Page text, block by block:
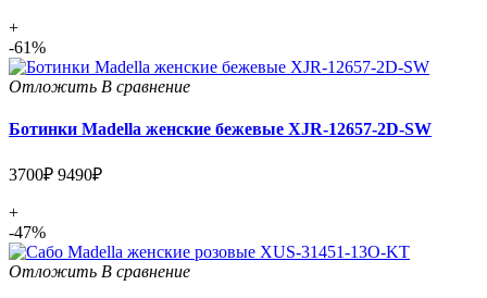
+
-61%
Отложить В сравнение
Ботинки Madella женские бежевые XJR-12657-2D-SW
3700₽ 9490₽
+
-47%
Отложить В сравнение